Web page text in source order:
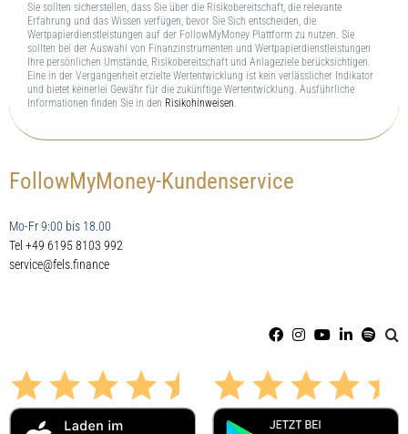
Sie sollten sicherstellen, dass Sie über die Risikobereitschaft, die relevante
Erfahrung und das Wissen verfügen, bevor Sie Sich entscheiden, die
Wertpapierdienstleistungen auf der FollowMyMoney Plattform zu nutzen. Sie
sollten bei der Auswahl von Finanzinstrumenten und Wertpapierdienstleistungen
Ihre persönlichen Umstände, Risikobereitschaft und Anlageziele berücksichtigen.
Eine in der Vergangenheit erzielte Wertentwicklung ist kein verlässlicher Indikator
und bietet keinerlei Gewähr für die zukünftige Wertentwicklung. Ausführliche
Informationen finden Sie in den Risikohinweisen.
FollowMyMoney-Kundenservice
Mo-Fr 9:00 bis 18.00
Tel +49 6195 8103 992
service@fels.finance